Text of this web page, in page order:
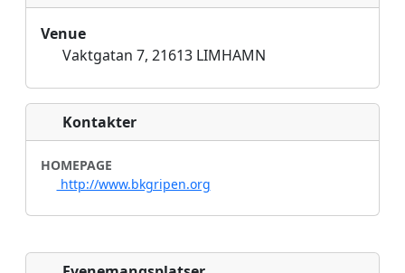
Venue
Vaktgatan 7, 21613 LIMHAMN
Kontakter
HOMEPAGE
http://www.bkgripen.org